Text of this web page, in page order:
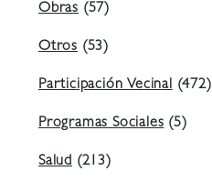
Obras (57)
Otros (53)
Participación Vecinal(472)
Programas Sociales(5)
Salud (213)